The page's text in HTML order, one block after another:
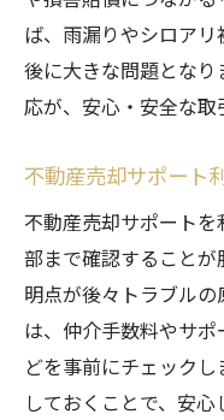
ば、雨漏りやシロア
後に大きな問題とな
応が、安心・安全な取
不動産売却サポート
不動産売却サポート
部まで確認すること
明点が後々トラブル
は、仲介手数料やサ
どを事前にチェック
しておくことで、安心